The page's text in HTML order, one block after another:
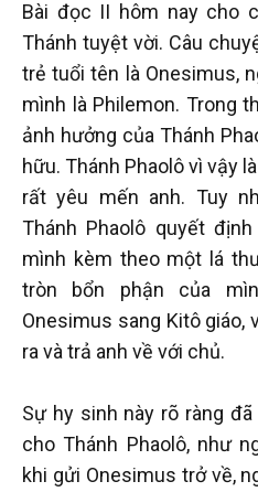
Bài đọc II hôm nay cho
Thánh tuyệt vời. Câu
trẻ tuổi tên là Onesimus,
mình là Philemon. Trong
ảnh hưởng của Thánh
hữu. Thánh Phaolô vì vậy
rất yêu mến anh. Tuy
Thánh Phaolô quyết
mình kèm theo một lá
tròn bổn phận của
Onesimus sang Kitô giáo,
ra và trả anh về với chủ.
Sự hy sinh này rõ ràng
cho Thánh Phaolô, như
khi gửi Onesimus trở về,